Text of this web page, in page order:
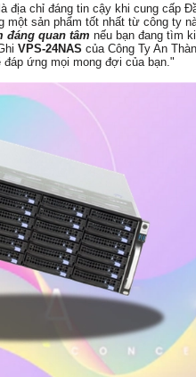
địa chỉ đáng tin cậy khi cung cấp
sản phẩm tốt nhất từ công ty
đáng quan tâm nếu bạn đang tìm
VPS-24NAS của Công Ty An
ứng mọi mong đợi của bạn."